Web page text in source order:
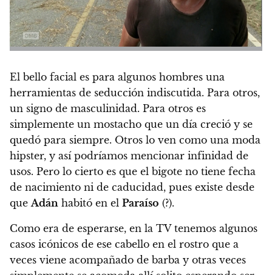
El bello facial es para algunos hombres una
herramientas de seducción indiscutida. Para otros,
un signo de masculinidad. Para otros es
simplemente un mostacho que un día creció y se
quedó para siempre. Otros lo ven como una moda
hipster, y así podríamos mencionar infinidad de
usos. Pero lo cierto es que el bigote no tiene fecha
de nacimiento ni de caducidad, pues existe desde
que Adán habitó en el Paraíso (?).
Como era de esperarse, en la TV tenemos algunos
casos icónicos de ese cabello en el rostro que a
veces viene acompañado de barba y otras veces